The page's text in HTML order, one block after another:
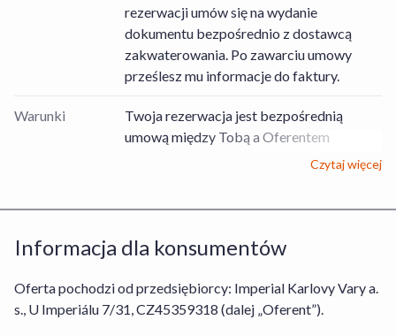
rezerwacji umów się na wydanie
dokumentu bezpośrednio z dostawcą
zakwaterowania. Po zawarciu umowy
prześlesz mu informacje do faktury.
Warunki
Twoja rezerwacja jest bezpośrednią
umową między Tobą a Oferentem
Usług/Obiektem, dotyczącą rezerwacji
Organizatorem turystyki, dotyczącą
odpowiedzialną za prawidłowe wykonanie
umowy w odniesieniu do rezerwacji
Czytaj więcej
Informacja dla konsumentów
Oferta pochodzi od przedsiębiorcy: Imperial Karlovy Vary a.
s., U Imperiálu 7/31, CZ45359318 (dalej „Oferent”).